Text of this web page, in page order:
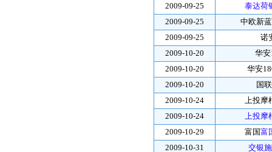
2009-09-25
泰达荷
2009-09-25
中欧新
2009-09-25
诺
2009-10-20
华安
2009-10-20
华安
2009-10-20
国
2009-10-24
上投
2009-10-24
上投
2009-10-29
富国富
2009-10-31
交银